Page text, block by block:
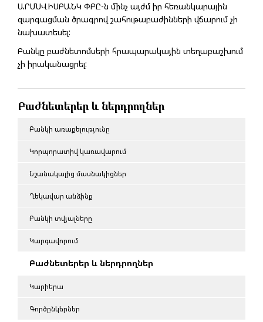
ԱՐՄՍՎԻՍԲԱՆԿ ՓԲԸ-ն մինչ այժմ իր հեռանկարային
զարգացման ծրագրով շահութաբաժինների վճարում չի
նախատեսել:
Բանկը բաժնետոմսերի հրապարակային տեղաբաշխում
չի իրականացրել:
Բաժնետերեր և ներդրողներ
Բանկի առաքելությունը
Կորպորատիվ կառավարում
Նշանակալից մասնակիցներ
Ղեկավար անձինք
Բանկի տվյալները
Կարգավորում
Բաժնետերեր և ներդրողներ
Կարիերա
Գործընկերներ